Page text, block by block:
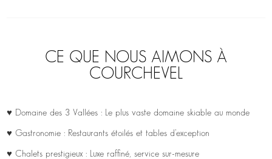
CE QUE NOUS AIMONS À
COURCHEVEL
♥ Domaine des 3 Vallées : Le plus vaste domaine skiable au monde
♥ Gastronomie : Restaurants étoilés et tables d’exception
♥ Chalets prestigieux : Luxe raffiné, service sur-mesure